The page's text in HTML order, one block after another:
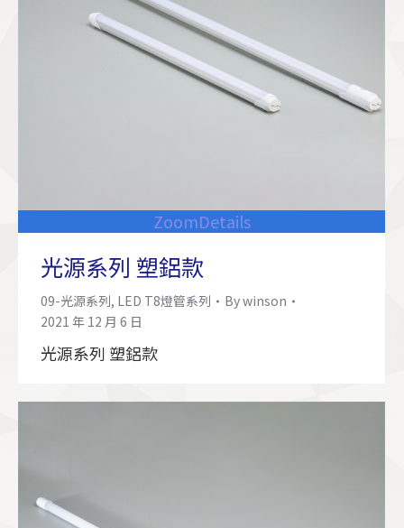
ZoomDetails
光源系列 塑鋁款
09-光源系列, LED T8燈管系列 Bywinson
2021 年 12 月 6 日
光源系列 塑鋁款